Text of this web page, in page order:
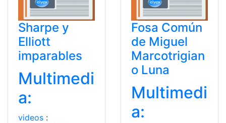
Sharpe y
Elliott
imparables
Multimedi
a:
videos :
Fosa Común
de Miguel
Marcotrigian
o Luna
Multimedi
a: